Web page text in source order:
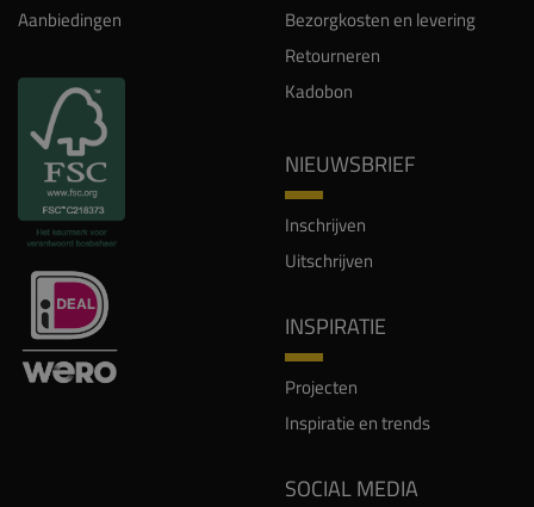
Aanbiedingen
Bezorgkosten en levering
Retourneren
Kadobon
NIEUWSBRIEF
Inschrijven
Uitschrijven
INSPIRATIE
Projecten
Inspiratie en trends
SOCIAL MEDIA